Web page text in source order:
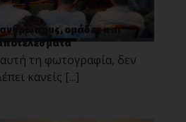
ανθρώπους, ομάδες και
τη φωτογραφία, δεν
κανείς [...]